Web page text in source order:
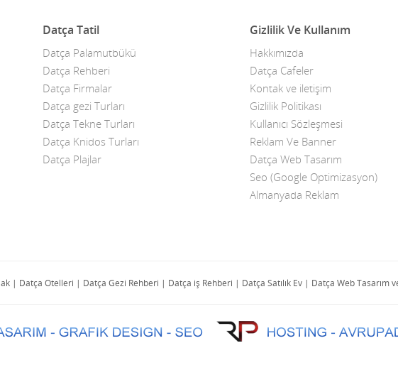
Datça Tatil
Datça Palamutbükü
Datça Rehberi
Datça Firmalar
Datça gezi Turları
Datça Tekne Turları
Datça Knidos Turları
Datça Plajlar
Gizlilik Ve Kullanım
Hakkımızda
Datça Cafeler
Kontak ve iletişim
Gizlilik Politikası
Kullanıcı Sözleşmesi
Reklam Ve Banner
Datça Web Tasarım
Seo (Google Optimizasyon)
Almanyada Reklam
| Datça Otelleri | Datça Gezi Rehberi | Datça iş Rehberi | Datça Satılık Ev | Datça Web Tasarım